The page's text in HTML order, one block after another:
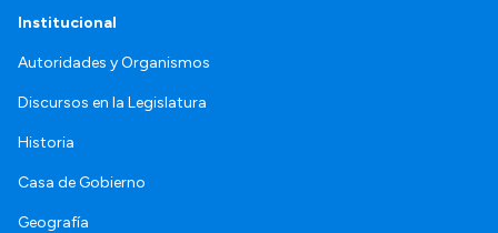
Institucional
Autoridades y Organismos
Discursos en la Legislatura
Historia
Casa de Gobierno
Geografía